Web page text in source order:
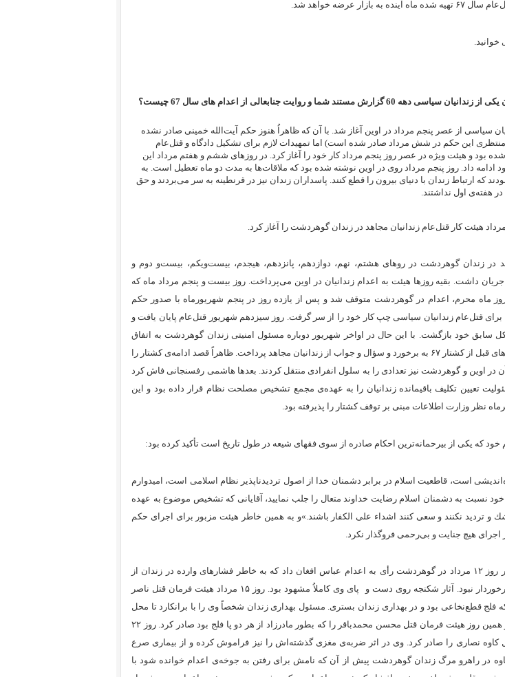
بازار عرضه خواهد شد.
گزارش مستند شما و روایت جنابعالی از اعدام های سال 67 چیست؟
سیاسی از عصر پنجم مرداد در اوین آغاز شد. با آن که ظاهراُ‌ هنوز حکم آیت‌‌الله خمینی صادر نشده
منتظری این حکم در شش مرداد صادر شده است) اما تمهیدات لازم برای تشکیل دادگاه و قتل‌عام
بود و هیئت ویژه در عصر روز پنجم مرداد کار خود را آغاز کرد. در روزهای ششم و هفتم مرداد این
ادامه داد. روز پنجم مرداد روی در اوین نوشته شده بود که ملاقات‌ها به مدت دو ماه تعطیل است. به
که ارتباط زندان با دنیای بیرون را قطع کنند. پاسداران زندان نیز در قرنطینه به سر می‌بردند و حق
در هفته‌ی اول نداشتند.
هیئت کار قتل‌عام زندانیان مجاهد در زندان گوهردشت را آغاز کرد.
در زندان گوهردشت در روهای هشتم، نهم، دوازدهم، پانزدهم، هیجدم، بیست‌ویکم، بیست‌و دوم و
داشت. بقیه روزها هیئت به اعدام زندانیان در اوین می‌پرداخت. روز بیست و پنجم مرداد ماه که
ماه محرم، اعدام‌ در گوهردشت متوقف شد و پس از یازده روز در پنجم شهریورماه با صدور حکم
قتل‌عام زندانیان سیاسی چپ کار خود را از سر گرفت. روز سیزدهم شهریور قتل‌عام پایان یافت و
سابق خود بازگشت. با این حال در اواخر شهریور دوباره مسئول امنیتی زندان گوهردشت به اتفاق
پاسداران بند مانند روزهای قبل از کشتار ۶۷ به برخورد و سؤال و جواب از زندانیان مجاهد پرداخت. ظاهراً قصد ادامه‌ی کشتار را
آن در اوین و گوهردشت نیز تعدادی را به سلول انفرادی منتقل کردند. بعدها هاشمی رفسنجانی فاش کرد
تعیین تکلیف باقیمانده زندانیان را به عهده‌ی مجمع تشخیص مصلحت نظام قرار داده بود و این
نظر وزارت اطلاعات مبنی بر توقف کشتار را پذیرفته بود.
خود که یکی از بیرحمانه‌ترین احکام صادره از سوی فقهای شیعه در طول تاریخ است تأکید کرده بود:
است، قاطعیت اسلام در برابر دشمنان خدا از اصول ترديدناپذير نظام ‌اسلامی است، اميدوارم
خود نسبت به دشمنان اسلام رضایت خداوند متعال را جلب نمایيد، آقايانی كه تشخیص موضوع به عهده
تردید نكنند و سعی كنند اشداء علی الكفار باشند.»و به همین خاطر هیئت مزبور برای اجرای حکم
اجرای هیچ جنایت و بی‌رحمی فروگذار نکرد.
برای مثال این هیئت در روز ۱۲ مرداد در گوهردشت رأی به اعدام عباس افغان داد که به خاطر فشارهای وارده در زندان از
تعادل روحی و روانی برخوردار نبود. آثار شکنجه روی دست و پای وی کاملاُ مشهود بود. روز ۱۵ مرداد هیئت فرمان قتل ناصر
فلج قطع‌نخاعی بود و در بهداری زندان بستری. مسئول بهداری زندان شخصاً وی را با برانکارد تا محل
اعدام همراهی کرد. در همین روز هیئت فرمان قتل محسن محمدباقر را که بطور مادرزاد از هر دو پا فلج بود صادر کرد. روز ۲۲
کاوه نصاری را صادر کرد. وی در اثر ضربه‌ی مغزی گذشته‌اش را نیز فراموش کرده و از بیماری صرع
در راهرو مرگ زندان گوهردشت پیش از آن که نامش برای رفتن به جوخه‌ی اعدام خوانده شود با